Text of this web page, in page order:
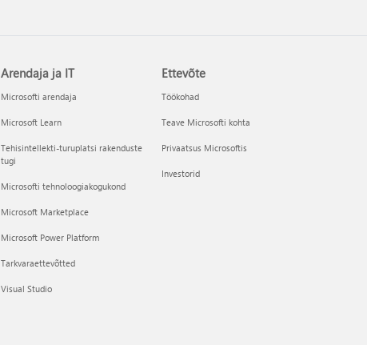
Arendaja ja IT
Microsofti arendaja
Microsoft Learn
Tehisintellekti-turuplatsi rakenduste
tugi
Microsofti tehnoloogiakogukond
Microsoft Marketplace
Microsoft Power Platform
Tarkvaraettevõtted
Visual Studio
Ettevõte
Töökohad
Teave Microsofti kohta
Privaatsus Microsoftis
Investorid